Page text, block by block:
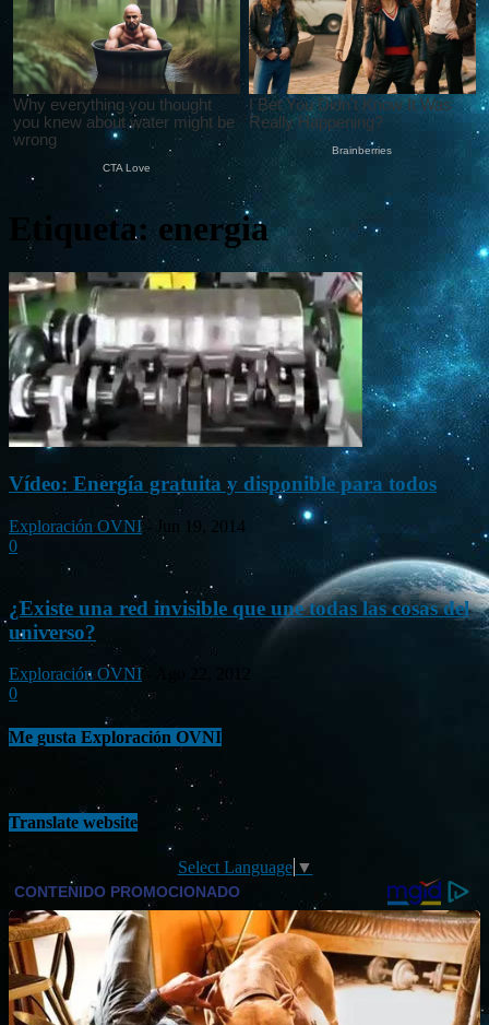
Etiqueta: energia
Vídeo: Energía gratuita y disponible para todos
Exploración OVNI -
Jun 19, 2014
0
¿Existe una red invisible que une todas las cosas del
universo?
Exploración OVNI
0
Me gusta Exploración OVNI
Translate website
Select Language ▼